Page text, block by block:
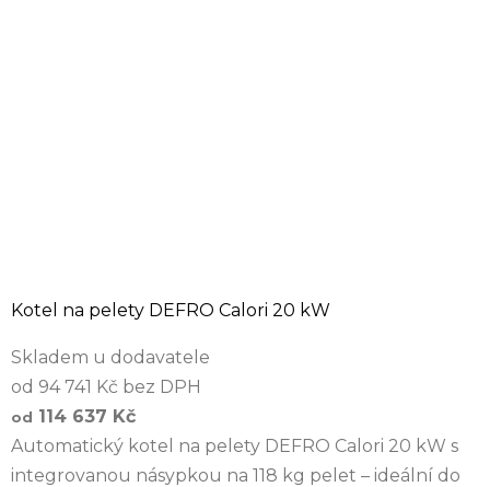
Kotel na pelety DEFRO Calori 20 kW
Skladem u dodavatele
od 94 741 Kč bez DPH
od 114 637 Kč
Automatický kotel na pelety DEFRO Calori 20 kW s
integrovanou násypkou na 118 kg pelet – ideální do